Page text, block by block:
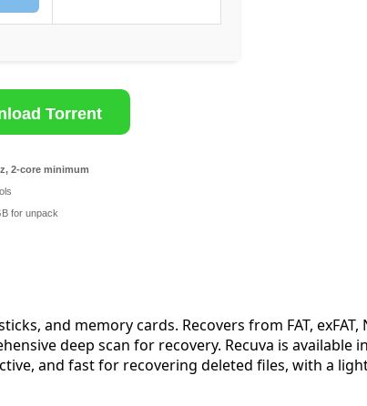
Torrent
2-core minimum
for unpack
and memory cards. Recovers from FAT, exFAT,
deep scan for recovery. Recuva is available
and fast for recovering deleted files, with a